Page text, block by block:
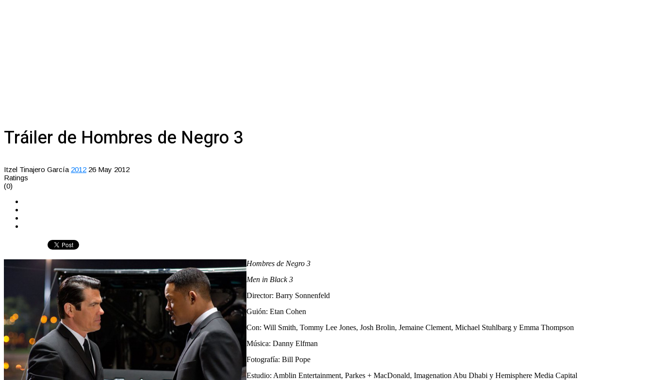
Tráiler de Hombres de Negro 3
Itzel Tinajero García 2012 26 May 2012
Ratings
(0)
Hombres de Negro 3
Men in Black 3
Director: Barry Sonnenfeld
Guión: Etan Cohen
Con: Will Smith, Tommy Lee Jones, Josh Brolin, Jemaine Clement, Michael Stuhlbarg y Emma Thompson
Música: Danny Elfman
Fotografía: Bill Pope
Estudio: Amblin Entertainment, Parkes + MacDonald, Imagenation Abu Dhabi y Hemisphere Media Capital